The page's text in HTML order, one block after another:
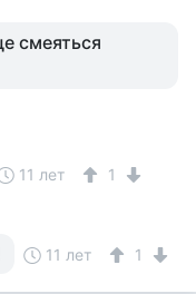
смеяться
11 лет 1
11 лет 1